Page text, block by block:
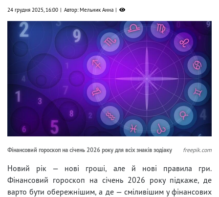
24 грудня 2025, 16:00 Автор: Мельник Анна
Фінансовий гороскоп на січень 2026 року для всіх знаків зодіаку freepik.com
Новий рік — нові гроші, але й нові правила гри.
Фінансовий гороскоп на січень 2026 року підкаже, де
варто бути обережнішим, а де — сміливішим у фінансових